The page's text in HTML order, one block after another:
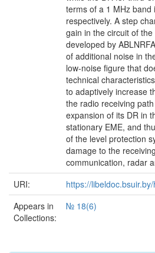
terms of a 1 MHz band
respectively. A step
gain in the circuit of
developed by
of additional noise in
low-noise figure that
technical
to adaptively increase
the radio receiving
expansion of its DR in
stationary EME, and
of the level protection
damage to the
communication, radar
URI:
https://
Appears in
Collections:
№ 18(6)